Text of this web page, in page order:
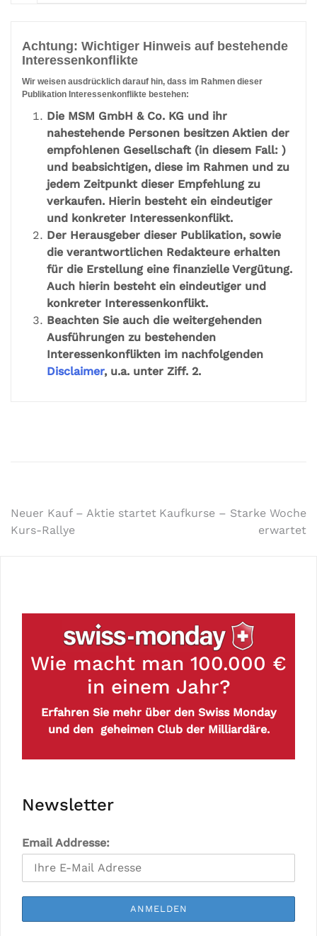
Achtung: Wichtiger Hinweis auf bestehende
Interessenkonflikte
Wir weisen ausdrücklich darauf hin, dass im Rahmen dieser
Publikation Interessenkonflikte bestehen:
Die MSM GmbH & Co. KG und ihr
nahestehende Personen besitzen Aktien der
empfohlenen Gesellschaft (in diesem Fall: )
und beabsichtigen, diese im Rahmen und zu
jedem Zeitpunkt dieser Empfehlung zu
verkaufen. Hierin besteht ein eindeutiger
und konkreter Interessenkonflikt.
Der Herausgeber dieser Publikation, sowie
die verantwortlichen Redakteure erhalten
für die Erstellung eine finanzielle Vergütung.
Auch hierin besteht ein eindeutiger und
konkreter Interessenkonflikt.
Beachten Sie auch die weitergehenden
Ausführungen zu bestehenden
Interessenkonflikten im nachfolgenden
Disclaimer, u.a. unter Ziff. 2.
Neuer Kauf – Aktie startet
Kurs-Rallye
Kaufkurse – Starke Woche
erwartet
Wie macht man 100.000 €
in einem Jahr?
Erfahren Sie mehr über den Swiss Monday
und den geheimen Club der Milliardäre.
Newsletter
Email Addresse: